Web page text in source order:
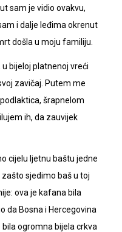
sam je vidio ovakvu,
i dalje leđima okrenut
došla u moju familiju.
bijeloj platnenoj vreći
zavičaj. Putem me
šrapnelom
ih, da zauvijek
cijelu ljetnu baštu jedne
sjedimo baš u toj
ova je kafana bila
da Bosna i Hercegovina
ogromna bijela crkva